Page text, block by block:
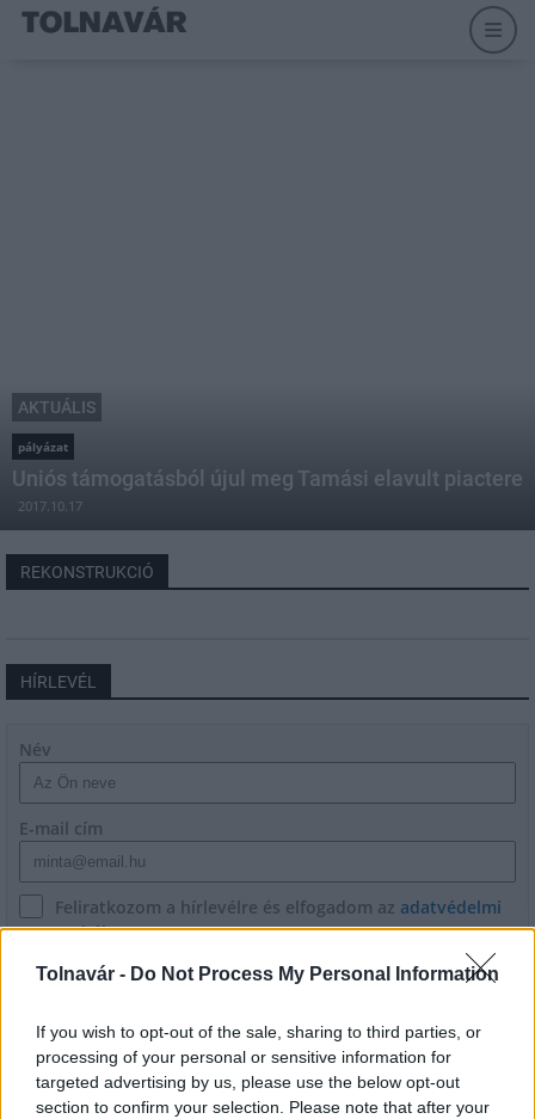
Tolnavár - Do Not Process My Personal Information
If you wish to opt-out of the sale, sharing to third parties, or
processing of your personal or sensitive information for
targeted advertising by us, please use the below opt-out
section to confirm your selection. Please note that after your
AKTUÁLIS
pályázat
Uniós támogatásból újul meg Tamási elavult piactere
2017.10.17
REKONSTRUKCIÓ
HÍRLEVÉL
Név
E-mail cím
Feliratkozom a hírlevélre és elfogadom az adatvédelmi
szabályzatot!
FELIRATKOZÁS
LEGFRISSEBB